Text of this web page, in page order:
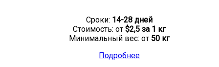
Сроки: 14-28 дней
Стоимость: от $2,5 за 1 кг
Минимальный вес: от 50 кг
Подробнее